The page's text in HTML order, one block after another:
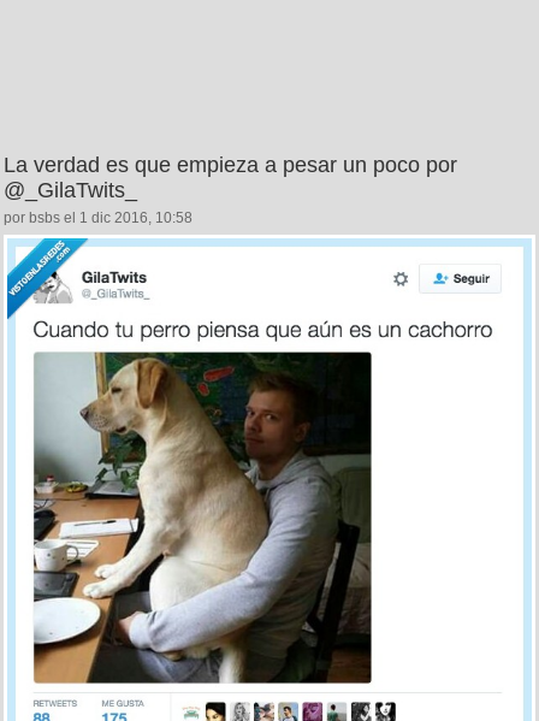
La verdad es que empieza a pesar un poco por
@_GilaTwits_
por bsbs el 1 dic 2016, 10:58